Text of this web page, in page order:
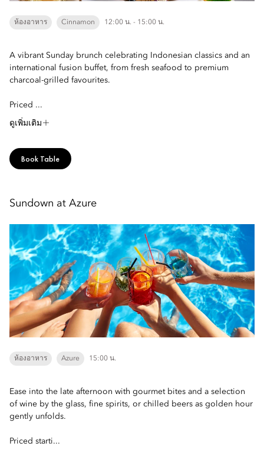
ห้องอาหาร Cinnamon 12:00 น. - 15:00 น.
A vibrant Sunday brunch celebrating Indonesian classics and an
international fusion buffet, from fresh seafood to premium
charcoal-grilled favourites.
Priced ...
ดูเพิ่มเติม
Book Table
Sundown at Azure
ห้องอาหาร Azure 15:00 น.
Ease into the late afternoon with gourmet bites and a selection
of wine by the glass, fine spirits, or chilled beers as golden hour
gently unfolds.
Priced starti...